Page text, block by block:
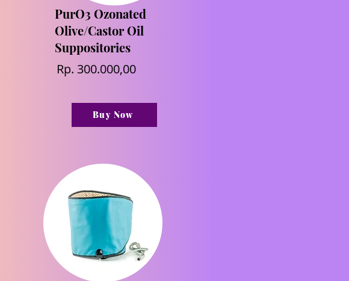
PurO3 Ozonated
Olive/Castor Oil
Suppositories
Rp. 300.000,00
Buy Now